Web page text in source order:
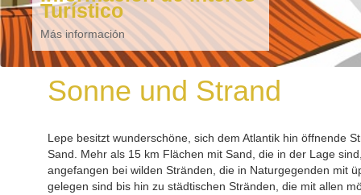
Turístico
Más información
de nuestras playas
Más información
Spüren Sie den Sand der endlosen
Strände von Lepe
Sonne und Strand
Lepe besitzt wunderschöne, sich dem Atlantik hin öffnende
Sand. Mehr als 15 km Flächen mit Sand, die in der Lage
angefangen bei wilden Stränden, die in Naturgegenden mit
gelegen sind bis hin zu städtischen Stränden, die mit allen